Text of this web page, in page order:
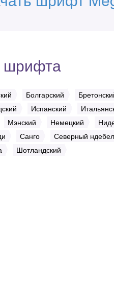
шрифта
Болгарский
Испанский
Мэнский Немецкий
Санго Северный
Шотландский